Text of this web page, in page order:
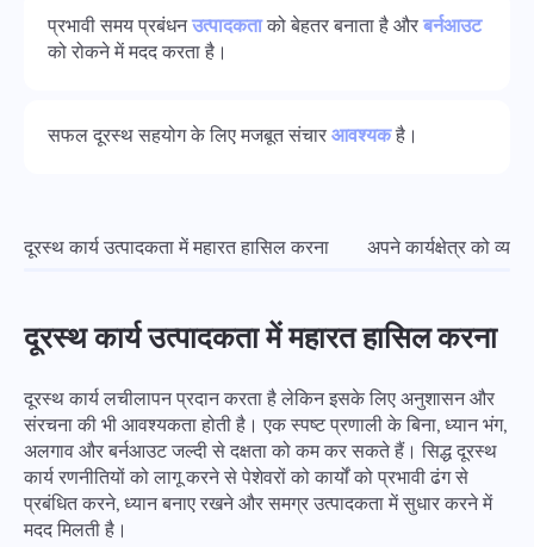
Русский
ไทย
प्रभावी समय प्रबंधनउत्पादकताको बेहतर बनाता है औरबर्नआउट
को रोकने में मदद करता है।
सफल दूरस्थ सहयोग के लिए मजबूत संचारआवश्यकहै।
दूरस्थ कार्य उत्पादकता में महारत हासिल करना अपने कार्यक्षेत्र को
दूरस्थ कार्य उत्पादकता में महारत हासिल करना
दूरस्थ कार्य लचीलापन प्रदान करता है लेकिन इसके लिए अनुशासन और
संरचना की भी आवश्यकता होती है। एक स्पष्ट प्रणाली के बिना, ध्यान भंग,
अलगाव और बर्नआउट जल्दी से दक्षता को कम कर सकते हैं। सिद्ध दूरस्थ
कार्य रणनीतियों को लागू करने से पेशेवरों को कार्यों को प्रभावी ढंग से
प्रबंधित करने, ध्यान बनाए रखने और समग्र उत्पादकता में सुधार करने में
मदद मिलती है।
कंपनी प्रबंधन
के लिए भूमिकाएँ असाइन करें